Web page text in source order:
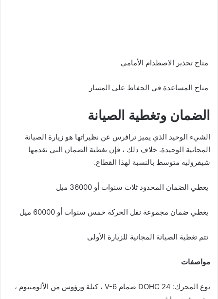
متاح تحذير الاصطدام الأمامي
متاح المساعدة في الحفاظ على المسار
الضمان وتغطية الصيانة
الشيء الوحيد الذي يميز ترافرس عن نظيراتها هو زيارة الصيانة
المجانية الوحيدة. خلاف ذلك ، فإن تغطية الضمان التي تقدمها
شيفروليه متوسط ​​بالنسبة لهذا القطاع.
يغطي الضمان المحدود ثلاث سنوات أو 36000 ميل
يغطي ضمان مجموعة نقل الحركة خمس سنوات أو 60000 ميل
تتم تغطية الصيانة المجانية للزيارة الأولى
مواصفات
نوع المحرك: DOHC 24 صمام V-6 ، كتلة ورؤوس من الألومنيوم ،